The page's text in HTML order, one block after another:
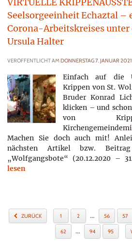
Seelsorgeeinheit Echaztal –
Corona-Arbeitskreises unter
Ursula Halter
VERÖFFENTLICHT AM DONNERSTAG 7. JANUAR 2021
Einfach auf die
Krippen von St.
Bruder Konrad
klicken – und
von
Machen Sie doch auch mit!
nächsten Artikel bzw.
„Wolfgangsbote“ (20.12.2020 –
lesen
ZURÜCK 1 2 … 56 57
62 … 94 95